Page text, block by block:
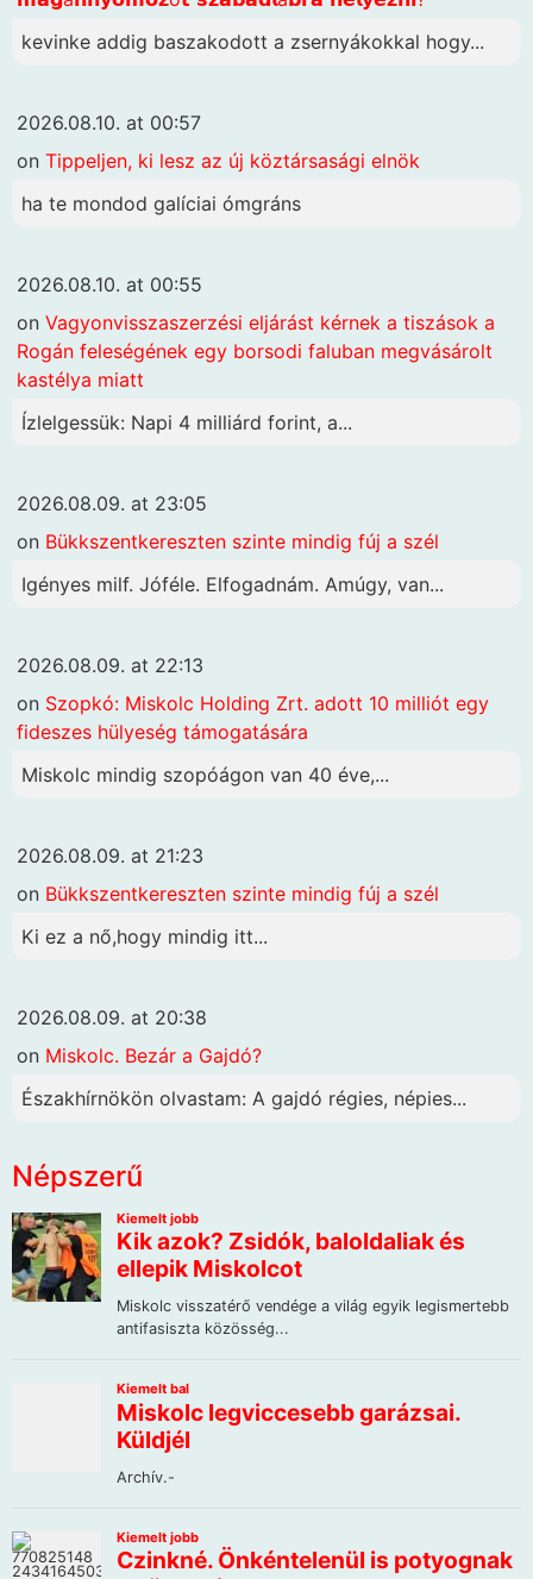
kevinke addig baszakodott a zsernyákokkal hogy...
2026.08.10. at 00:57
on Tippeljen, ki lesz az új köztársasági elnök
ha te mondod galíciai ómgráns
2026.08.10. at 00:55
on Vagyonvisszaszerzési eljárást kérnek a tiszások a
Rogán feleségének egy borsodi faluban megvásárolt
kastélya miatt
Ízlelgessük: Napi 4 milliárd forint, a...
2026.08.09. at 23:05
on Bükkszentkereszten szinte mindig fúj a szél
Igényes milf. Jóféle. Elfogadnám. Amúgy, van...
2026.08.09. at 22:13
on Szopkó: Miskolc Holding Zrt. adott 10 milliót egy
fideszes hülyeség támogatására
Miskolc mindig szopóágon van 40 éve,...
2026.08.09. at 21:23
on Bükkszentkereszten szinte mindig fúj a szél
Ki ez a nő,hogy mindig itt...
2026.08.09. at 20:38
on Miskolc. Bezár a Gajdó?
Északhírnökön olvastam: A gajdó régies, népies...
Népszerű